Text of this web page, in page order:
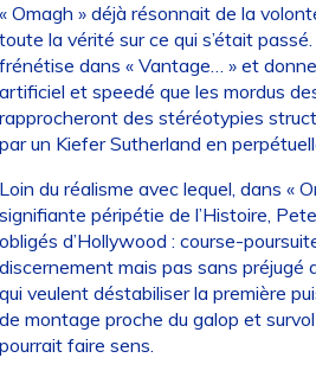
Omagh » déjà résonnait de la
la vérité sur ce qui s’était
dans « Vantage… » et
et speedé que les mordus
des stéréotypies
un Kiefer Sutherland en
du réalisme avec lequel, dans «
péripétie de l’Histoire,
d’Hollywood : course-
mais pas sans préjugé
veulent déstabiliser la première
montage proche du galop et
faire sens.